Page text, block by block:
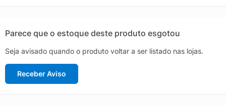
Parece que o estoque deste produto esgotou
Seja avisado quando o produto voltar a ser listado nas lojas.
Receber Aviso